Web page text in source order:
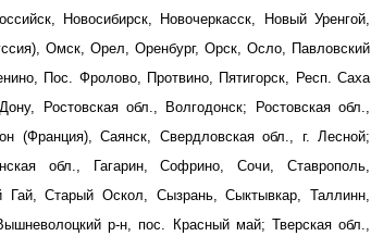
Новосибирск, Новочеркасск, Новый Уренгой,
Омск, Орел, Оренбург, Орск, Осло, Павловский
Пос. Фролово, Протвино, Пятигорск, Респ. Саха
Ростовская обл., Волгодонск; Ростовская обл.,
(Франция), Саянск, Свердловская обл., г. Лесной;
обл., Гагарин, Софрино, Сочи, Ставрополь,
Гай, Старый Оскол, Сызрань, Сыктывкар, Таллинн,
р-н, пос. Красный май; Тверская обл.,